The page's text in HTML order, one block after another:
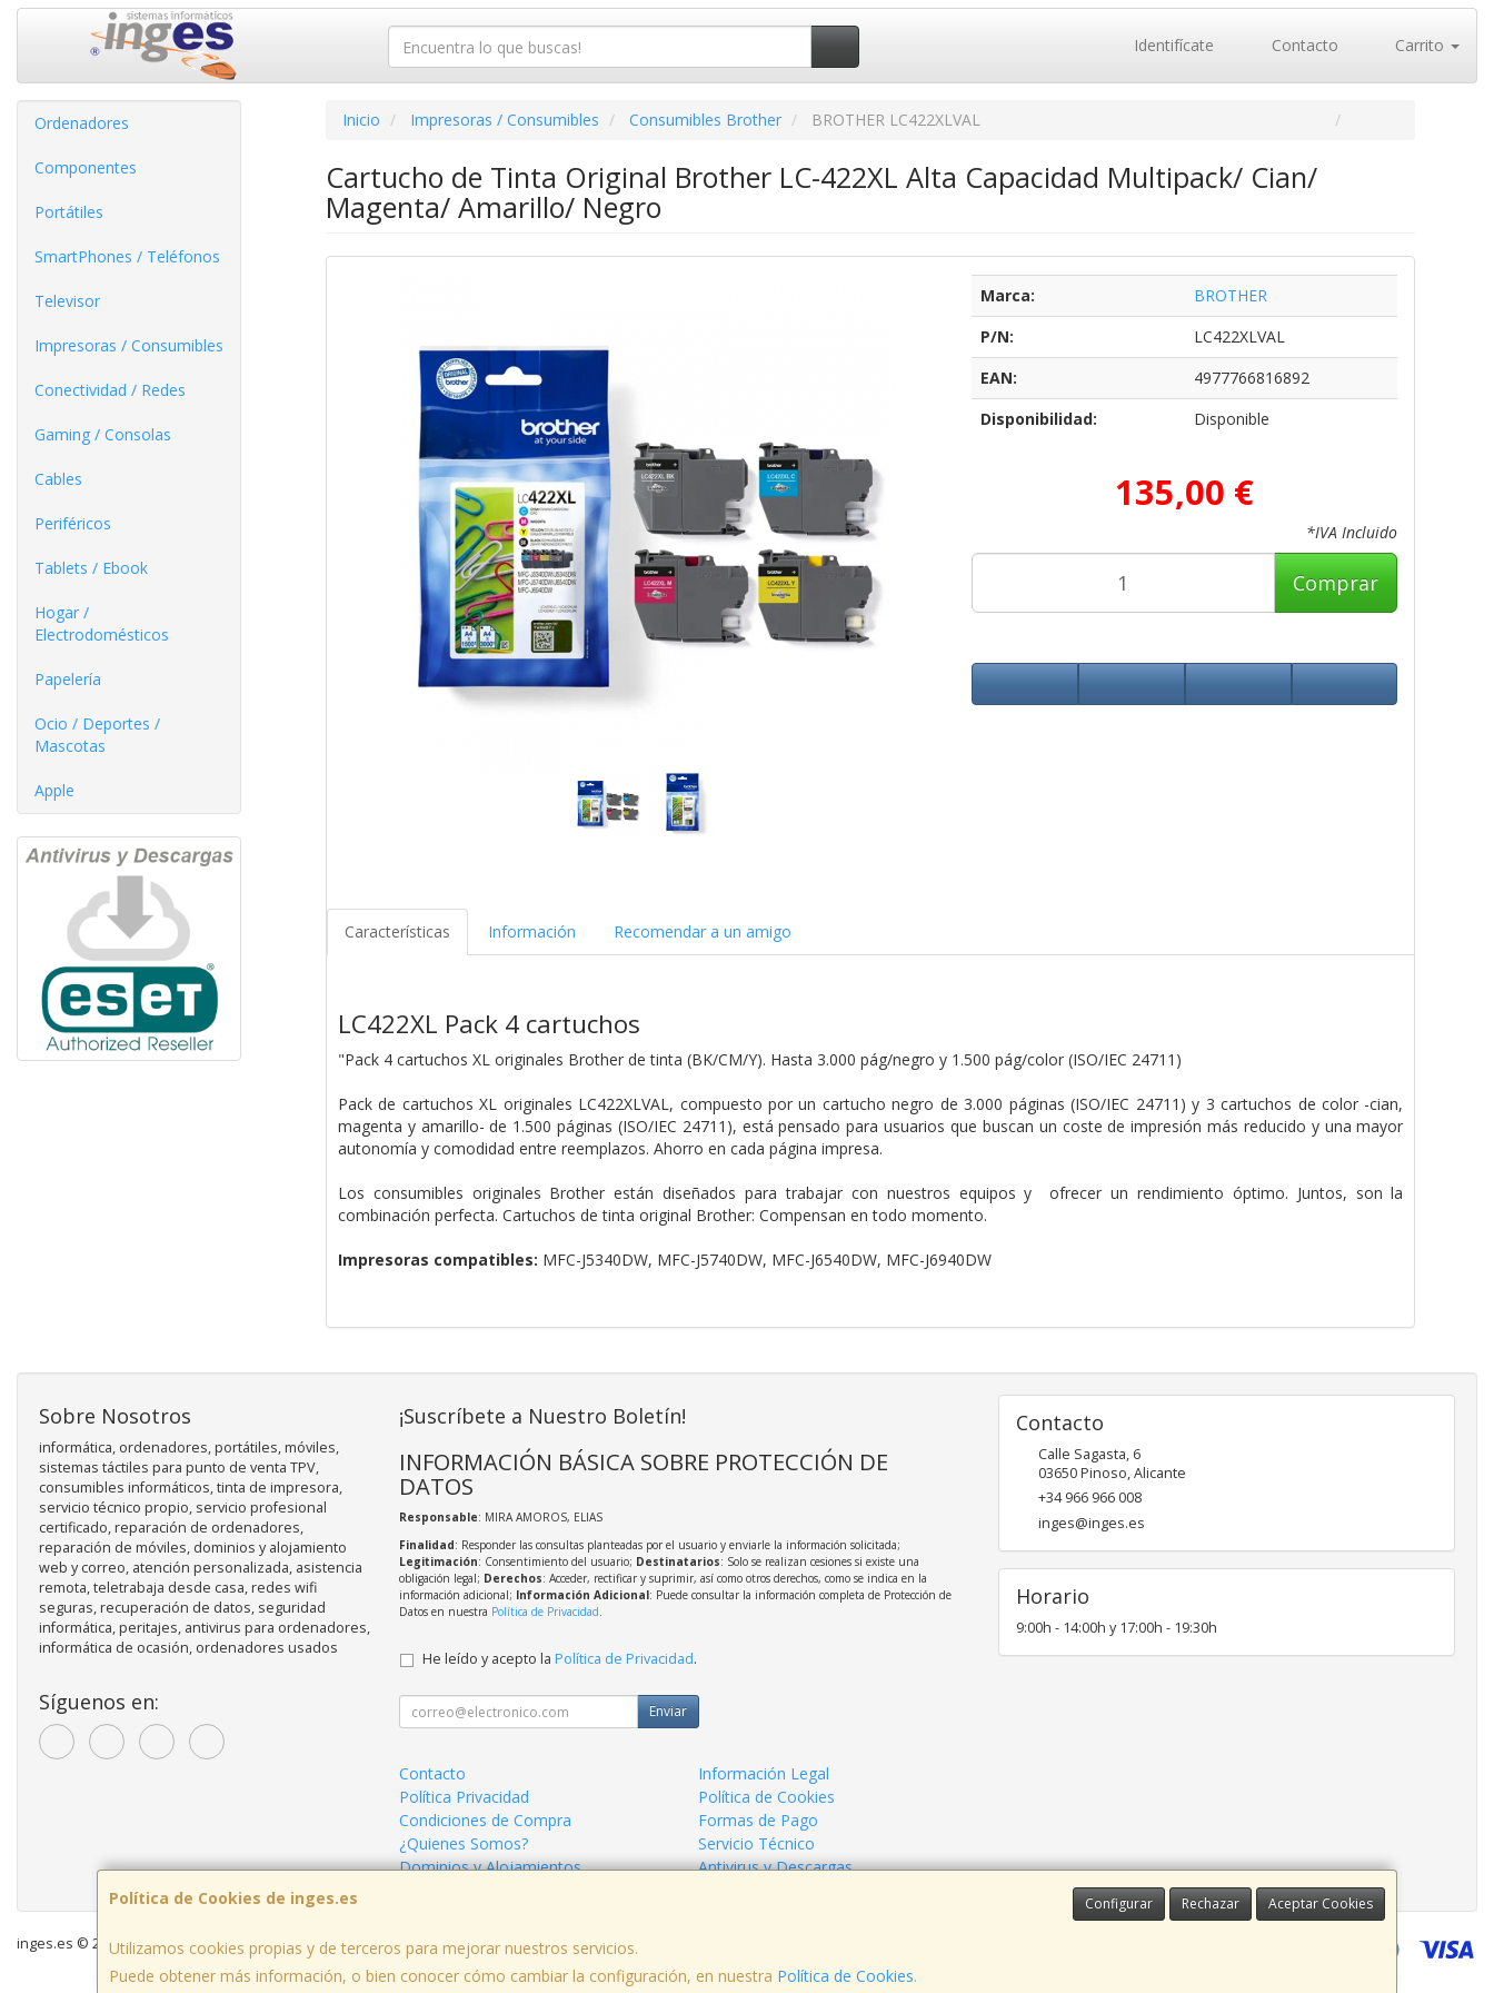
Identifícate Contacto Carrito
Ordenadores
Componentes
Portátiles
SmartPhones / Teléfonos
Televisor
Impresoras / Consumibles
Conectividad / Redes
Gaming / Consolas
Cables
Periféricos
Tablets / Ebook
Hogar /
Electrodomésticos
Papelería
Ocio / Deportes /
Mascotas
Apple
Inicio Impresoras / Consumibles Consumibles Brother BROTHER LC422XLVAL
Cartucho de Tinta Original Brother LC-422XL Alta Capacidad Multipack/ Cian/
Magenta/ Amarillo/ Negro
Marca:
BROTHER
P/N:
LC422XLVAL
EAN:
4977766816892
Disponibilidad:
Disponible
135,00 €
*IVA Incluido
Comprar
Características Información Recomendar a un amigo
LC422XL Pack 4 cartuchos
"Pack 4 cartuchos XL originales Brother de tinta (BK/CM/Y). Hasta 3.000 pág/negro y 1.500 pág/color (ISO/IEC 24711)
Pack de cartuchos XL originales LC422XLVAL, compuesto por un cartucho negro de 3.000 páginas (ISO/IEC 24711) y 3 cartuchos de color -cian,
magenta y amarillo- de 1.500 páginas (ISO/IEC 24711), está pensado para usuarios que buscan un coste de impresión más reducido y una mayor
autonomía y comodidad entre reemplazos. Ahorro en cada página impresa.
Los consumibles originales Brother están diseñados para trabajar con nuestros equipos y ofrecer un rendimiento óptimo. Juntos, son la
combinación perfecta. Cartuchos de tinta original Brother: Compensan en todo momento.
Impresoras compatibles: MFC-J5340DW, MFC-J5740DW, MFC-J6540DW, MFC-J6940DW
Política de Cookies de inges.es Configurar Rechazar Aceptar Cookies
Utilizamos cookies propias y de terceros para mejorar nuestros servicios.
Puede obtener más información, o bien conocer cómo cambiar la configuración, en nuestra Política de Cookies.
Sobre Nosotros
informática, ordenadores, portátiles, móviles,
sistemas táctiles para punto de venta TPV,
consumibles informáticos, tinta de impresora,
servicio técnico propio, servicio profesional
certificado, reparación de ordenadores,
reparación de móviles, dominios y alojamiento
web y correo, atención personalizada, asistencia
remota, teletrabaja desde casa, redes wifi
seguras, recuperación de datos, seguridad
informática, peritajes, antivirus para ordenadores,
informática de ocasión, ordenadores usados
Síguenos en:
¡Suscríbete a Nuestro Boletín!
INFORMACIÓN BÁSICA SOBRE PROTECCIÓN DE
DATOS
Responsable: MIRA AMOROS, ELIAS
Finalidad: Responder las consultas planteadas por el usuario y enviarle la información solicitada;
Legitimación: Consentimiento del usuario; Destinatarios: Solo se realizan cesiones si existe una
obligación legal; Derechos: Acceder, rectificar y suprimir, así como otros derechos, como se indica en la
información adicional; Información Adicional: Puede consultar la información completa de Protección de
Datos en nuestra Política de Privacidad.
He leído y acepto la Política de Privacidad.
Enviar
Contacto
Información Legal
Política Privacidad
Política de Cookies
Condiciones de Compra
Formas de Pago
¿Quienes Somos?
Servicio Técnico
Dominios y Alojamientos
Antivirus y Descargas
Contacto
Calle Sagasta, 6
03650Pinoso,Alicante
+34 966 966 008
inges@inges.es
Horario
9:00h - 14:00h y 17:00h - 19:30h
inges.es © 2026